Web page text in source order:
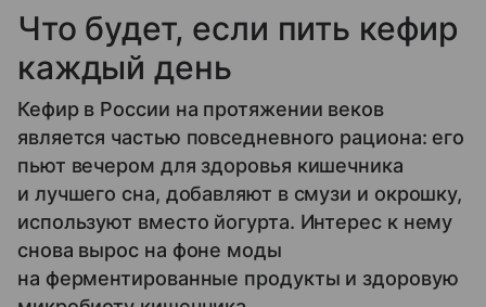
Что будет, если пить кефир
каждый день
Кефир в России на протяжении веков
является частью повседневного рациона: его
пьют вечером для здоровья кишечника
и лучшего сна, добавляют в смузи и окрошку,
используют вместо йогурта. Интерес к нему
снова вырос на фоне моды
на ферментированные продукты и здоровую